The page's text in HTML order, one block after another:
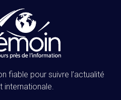
fiable pour suivre l’actualité
internationale.